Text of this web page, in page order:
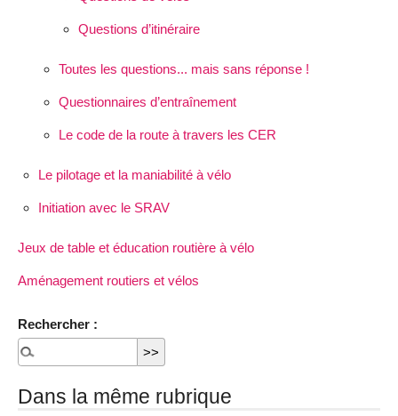
Questions d’itinéraire
Toutes les questions... mais sans réponse !
Questionnaires d’entraînement
Le code de la route à travers les CER
Le pilotage et la maniabilité à vélo
Initiation avec le SRAV
Jeux de table et éducation routière à vélo
Aménagement routiers et vélos
Rechercher :
Dans la même rubrique